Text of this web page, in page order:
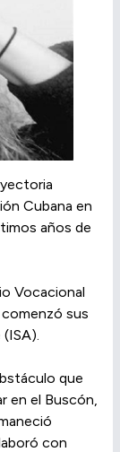
Cubana en
años de
Vocacional
sus
que
en el Buscón,
con